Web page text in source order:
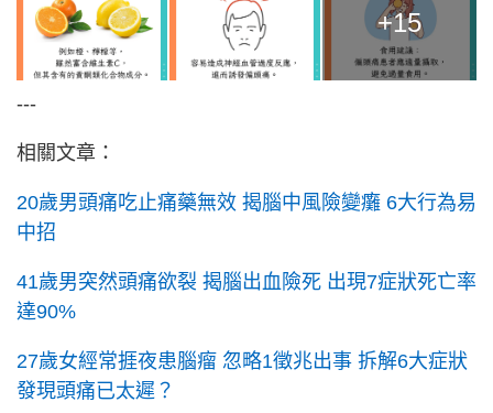
+15
---
相關文章：
20歲男頭痛吃止痛藥無效 揭腦中風險變癱 6大行為易
中招
41歲男突然頭痛欲裂 揭腦出血險死 出現7症狀死亡率
達90%
27歲女經常捱夜患腦瘤 忽略1徵兆出事 拆解6大症狀
發現頭痛已太遲？